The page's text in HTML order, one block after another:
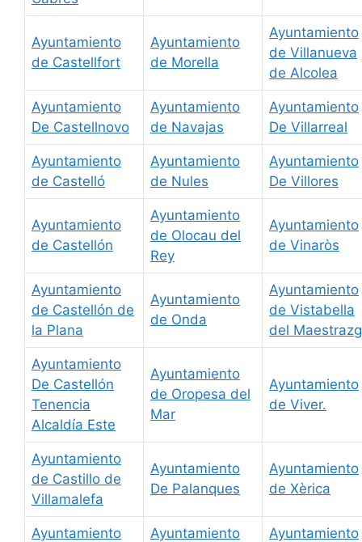
Ayuntamiento
de Castellfort
Ayuntamiento
de Morella
Ayuntamiento
de Villanueva
de Alcolea
Ayuntamiento
De Castellnovo
Ayuntamiento
de Navajas
Ayuntamiento
De Villarreal
Ayuntamiento
de Castelló
Ayuntamiento
de Nules
Ayuntamiento
De Villores
Ayuntamiento
de Castellón
Ayuntamiento
de Olocau del
Rey
Ayuntamiento
de Vinaròs
Ayuntamiento
de Castellón de
la Plana
Ayuntamiento
de Onda
Ayuntamiento
de Vistabella
del
Ayuntamiento
De Castellón
Tenencia
Alcaldía Este
Ayuntamiento
de Oropesa del
Mar
Ayuntamiento
de Viver.
Ayuntamiento
de Castillo de
Villamalefa
Ayuntamiento
De Palanques
Ayuntamiento
de Xèrica
Ayuntamiento
Ayuntamiento
Ayuntamiento